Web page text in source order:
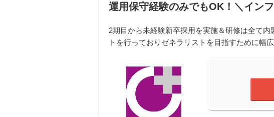
運用保守経験のみでもOK！＼イン
2期目から未経験新卒採用を実施＆研修は全て
トを行っておりゼネラリストを目指すために幅